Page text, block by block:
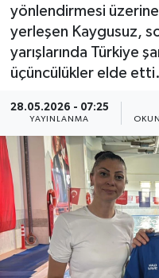
yönlendirmesi
yerleşen Kaygusuz,
yarışlarında Türkiye
üçüncülükler elde etti.
28.05.2026 - 07:25
YAYINLANMA
Görüntülü Haber
Güncel
Magazin
Resmi İlan
Sağlık & Yaşam
Siyaset
Haber Arşivi